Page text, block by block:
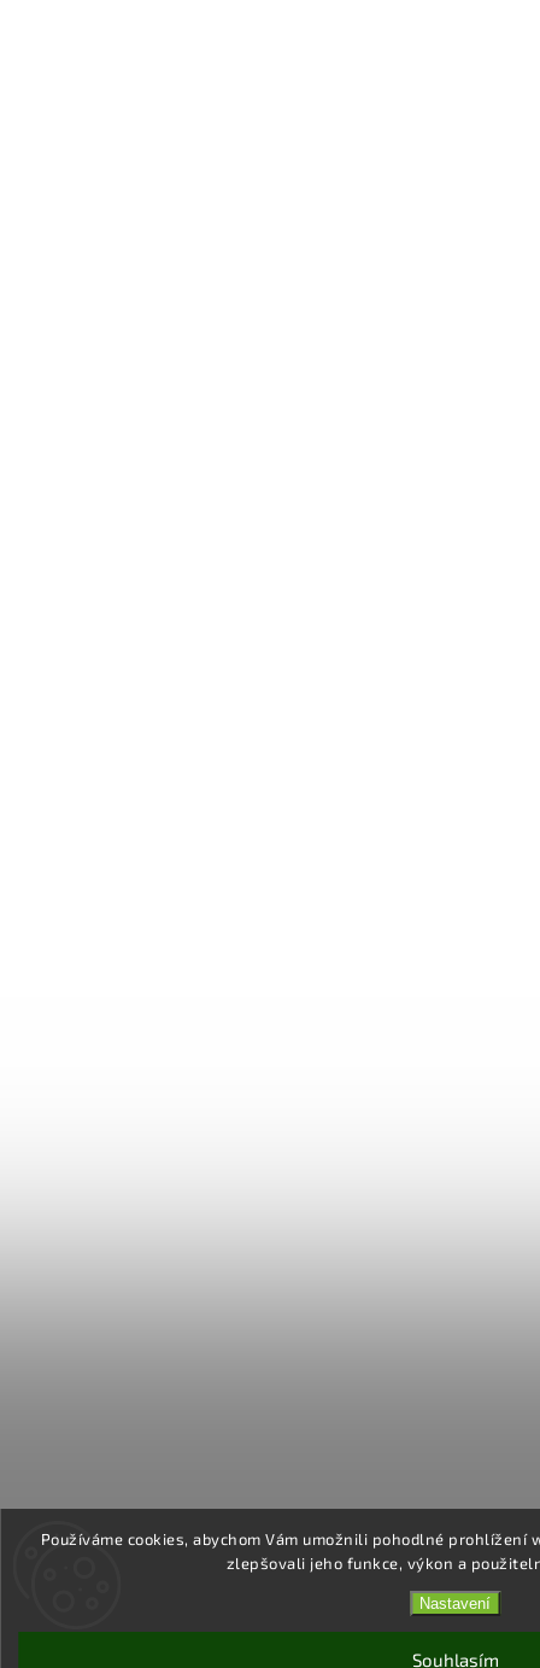
Používáme cookies, abychom Vám umožnili pohodlné
zlepšovali jeho funkce, výkon a
Nastavení
Souhlasím